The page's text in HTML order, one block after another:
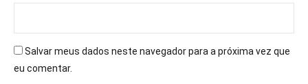
Salvar meus dados neste navegador para a próxima vez que
eu comentar.